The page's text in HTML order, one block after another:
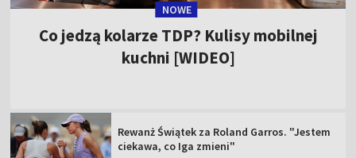
NOWE
Co jedzą kolarze TDP? Kulisy mobilnej
kuchni [WIDEO]
Rewanż Świątek za Roland Garros. "Jestem
ciekawa, co Iga zmieni"